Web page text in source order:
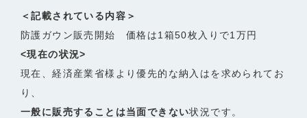
＜記載されている内容＞
防護ガウン販売開始 価格は1箱50枚入りで1万円
<現在の状況>
現在、経済産業省様より優先的な納入はを求められてお
り、
一般に販売することは当面できない状況です。